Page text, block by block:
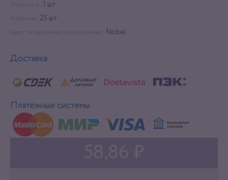
1 шт
25 шт
Nickel
Доставка
Платёжные системы